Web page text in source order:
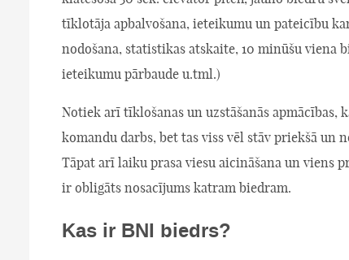
tīklotāja apbalvošana, ieteikumu un pateicību
nodošana, statistikas atskaite, 10 minūšu viena
ieteikumu pārbaude u.tml.)
Notiek arī tīklošanas un uzstāšanās apmācības,
komandu darbs, bet tas viss vēl stāv priekšā un
Tāpat arī laiku prasa viesu aicināšana un viens
ir obligāts nosacījums katram biedram.
Kas ir BNI biedrs?